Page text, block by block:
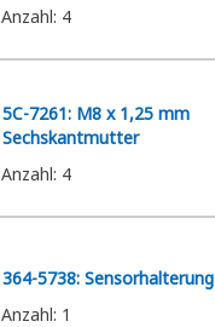
Anzahl: 4
5C-7261: M8 x 1,25 mm
Sechskantmutter
Anzahl: 4
364-5738: Sensorhalterung
Anzahl: 1